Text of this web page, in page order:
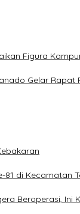
Figura
Gelar Rapat
81 di Kecamatan
Beroperasi, Ini